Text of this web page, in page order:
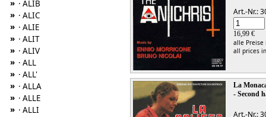
» · ALIB
» · ALIC
» · ALIE
» · ALIT
» · ALIV
» · ALL
» · ALL'
» · ALLA
» · ALLE
» · ALLI
Art.-Nr.:
16,99 €
alle
all prices
La
- Second
Art.-Nr.: